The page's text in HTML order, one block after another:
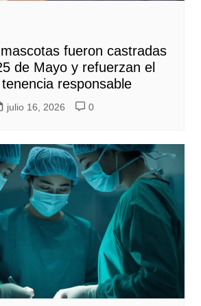
fueron castradas
de Mayo y refuerzan el
responsable
julio 16, 2026 0